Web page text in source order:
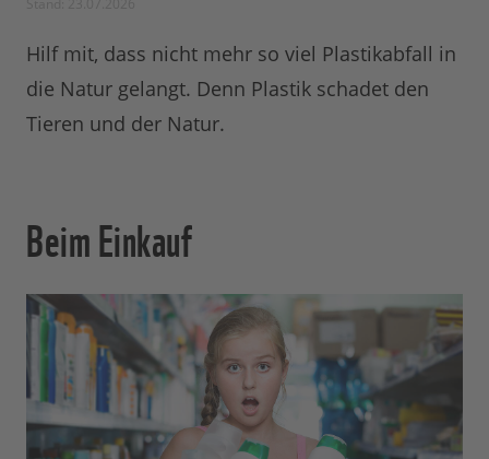
Hilf mit, dass nicht mehr so viel Plastikabfall in
die Natur gelangt. Denn Plastik schadet den
Tieren und der Natur.
Beim Einkauf